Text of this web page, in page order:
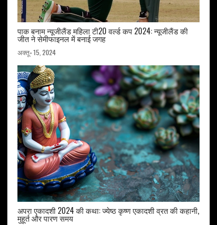
पाक बनाम न्यूजीलैंड महिला टी20 वर्ल्ड कप 2024: न्यूजीलैंड की
जीत ने सेमीफाइनल में बनाई जगह
अक्तू॰ 15, 2024
अपरा एकादशी 2024 की कथा: ज्येष्ठ कृष्ण एकादशी व्रत की कहानी,
मुहूर्त और पारण समय